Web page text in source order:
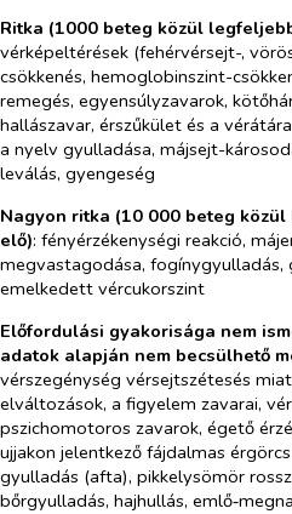
Ritka (1000 beteg közül
vérképeltérések (fehérvérsejt-,
csökkenés, hemoglobinszint-
remegés, egyensúlyzavarok,
hallászavar, érszűkület és a
a nyelv gyulladása, májsejt-
leválás, gyengeség
Nagyon ritka (10 000 beteg
elő): fényérzékenységi reakció,
megvastagodása, fogínygyulladás,
emelkedett vércukorszint
Előfordulási gyakorisága nem
adatok alapján nem becsülhető
vérszegénység vérsejtszétesés
elváltozások, a figyelem zavarai,
pszichomotoros zavarok, égető
ujjakon jelentkező fájdalmas
gyulladás (afta), pikkelysömör
bőrgyulladás, hajhullás,